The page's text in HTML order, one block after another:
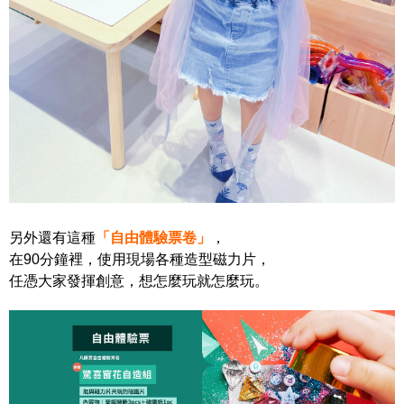
另外還有這種 「自由體驗票卷」
，
在90分鐘裡，使用現場各種造型磁力片，
任憑大家發揮創意，想怎麼玩就怎麼玩。